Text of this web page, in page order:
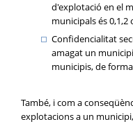
d'explotació en el
municipals és 0,1,2
Confidencialitat
amagat un
municipis, de
També, i com a
explotacions a un